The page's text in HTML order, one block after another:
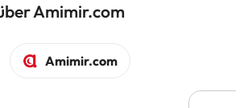
Amimir.com
Amimir.com